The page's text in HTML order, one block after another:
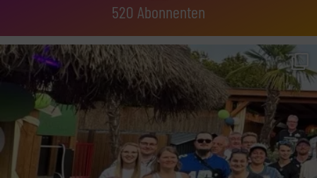
520 Abonnenten